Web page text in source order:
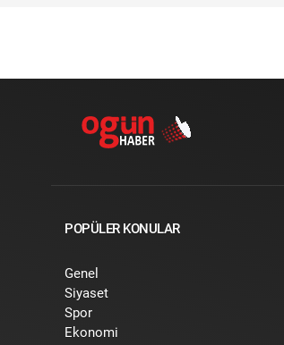
POPÜLER KONULAR
Genel
Siyaset
Spor
Ekonomi